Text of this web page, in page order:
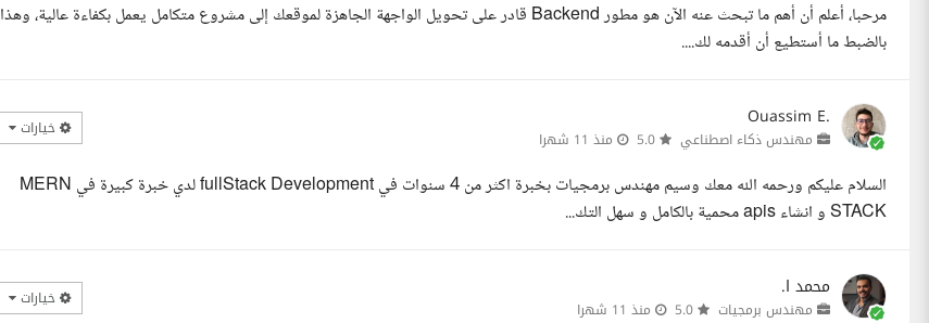
مرحبا، أعلم أن أهم ما تبحث عنه الآن هو مطور Backend قادر على تحويل الواجهة الجاهزة لموقعك إلى مشروع متكامل يعمل بكفاءة عالية، وهذا
بالضبط ما أستطيع أن أقدمه لك....
Ouassim E.
مهندس ذكاء اصطناعي منذ 11 شهرا خيارات
السلام عليكم ورحمه الله معك وسيم مهندس برمجيات بخبرة اكثر من 4 سنوات في fullStack Development لدي خبرة كبيرة في MERN
STACK و انشاء apis محمية بالكامل و سهل التك...
محمد ا.
مهندس برمجيات منذ 11 شهرا خيارات